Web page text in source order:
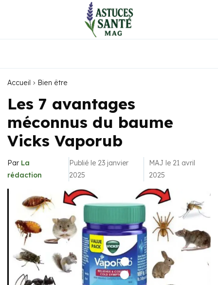
Accueil Bien être
Les 7 avantages
méconnus du baume
Vicks Vaporub
Par La
rédaction
Publié le 23 janvier
2025
MAJ le 21 avril
2025